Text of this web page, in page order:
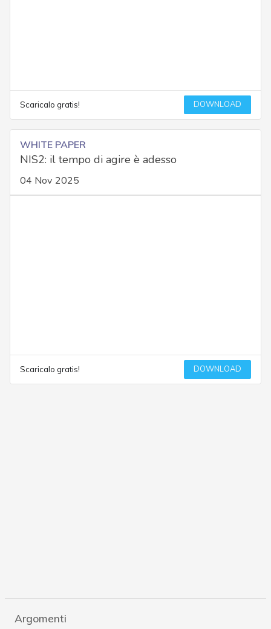
Scaricalo gratis! DOWNLOAD
WHITE PAPER
NIS2: il tempo di agire è adesso
04 Nov 2025
Scaricalo gratis! DOWNLOAD
Argomenti